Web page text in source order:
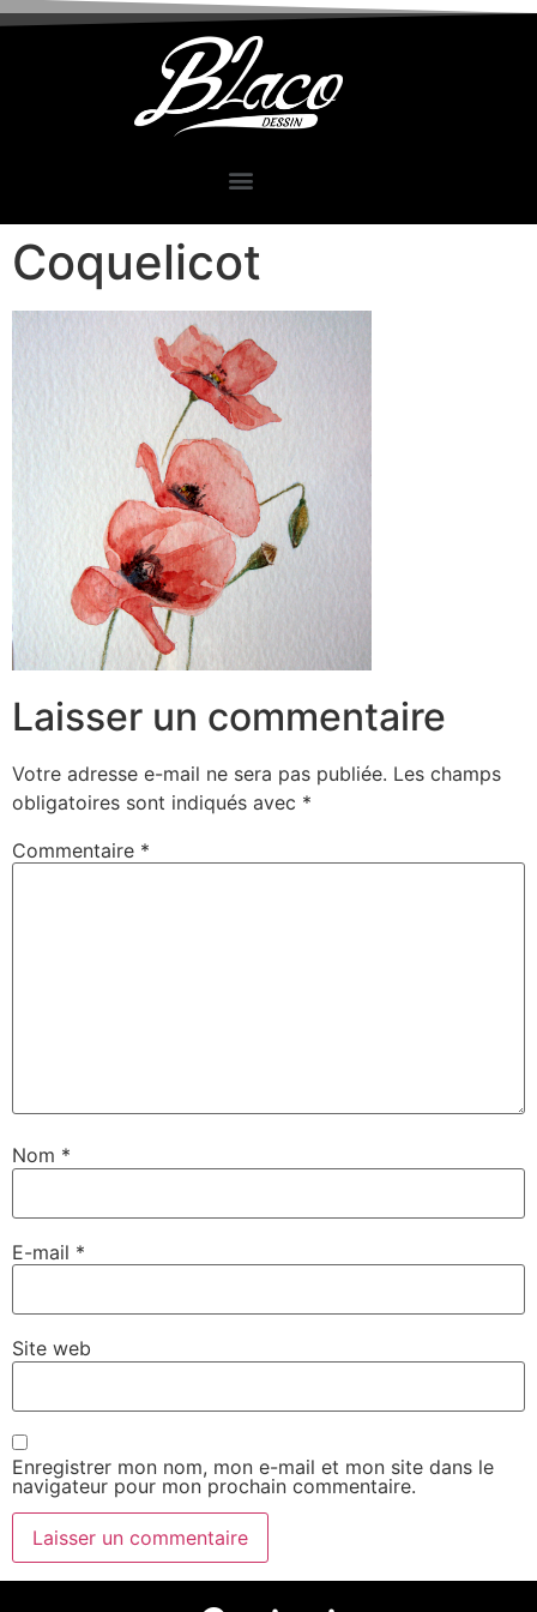
Coquelicot
Laisser un commentaire
Votre adresse e-mail ne sera pas publiée. Les champs
obligatoires sont indiqués avec *
Commentaire *
Nom *
E-mail *
Site web
Enregistrer mon nom, mon e-mail et mon site dans le
navigateur pour mon prochain commentaire.